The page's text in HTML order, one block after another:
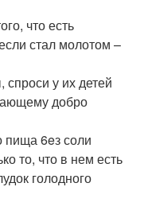
что есть
стал молотом –
спроси у их детей
добро
пища 6eз соли
то, что в нем есть
голодного